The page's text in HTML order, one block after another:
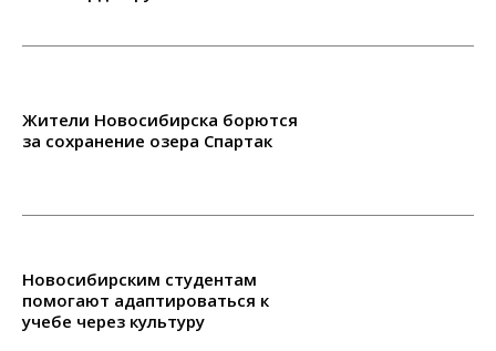
Жители Новосибирска борются
за сохранение озера Спартак
Новосибирским студентам
помогают адаптироваться к
учебе через культуру